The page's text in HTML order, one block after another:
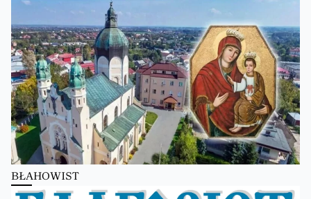
Преображення Господнє в Лодзі
BŁAHOWIST